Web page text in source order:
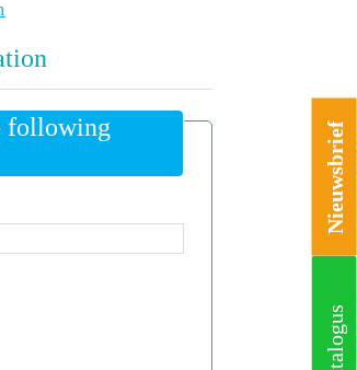
following
Nieuwsbrief
Catalogus